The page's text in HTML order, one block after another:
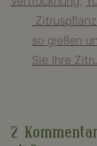
so gießen
Sie Ihre
2